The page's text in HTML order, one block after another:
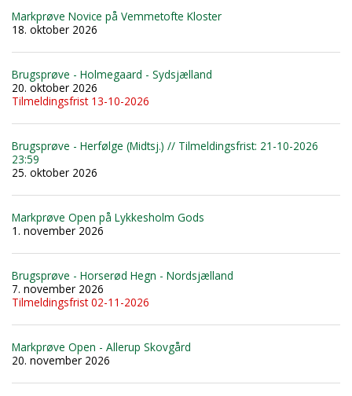
Markprøve Novice på Vemmetofte Kloster
18. oktober 2026
Brugsprøve - Holmegaard - Sydsjælland
20. oktober 2026
Tilmeldingsfrist 13-10-2026
Brugsprøve - Herfølge (Midtsj.) // Tilmeldingsfrist: 21-10-2026
23:59
25. oktober 2026
Markprøve Open på Lykkesholm Gods
1. november 2026
Brugsprøve - Horserød Hegn - Nordsjælland
7. november 2026
Tilmeldingsfrist 02-11-2026
Markprøve Open - Allerup Skovgård
20. november 2026